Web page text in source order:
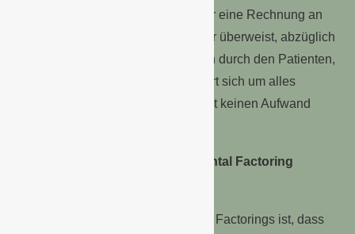
Dental Factorings tritt der Mediziner eine Rechnung an
einen Factoring-Anbieter ab. Dieser überweist, abzüglich
eines Einbehalts bis zum Ausgleich durch den Patienten,
die Rechnungssumme und kümmert sich um alles
Weitere, sodass der Zahnarzt selbst keinen Aufwand
Warum ergeben sich mit dem Dental Factoring
Ein wesentlicher Vorteil des Dental Factorings ist, dass